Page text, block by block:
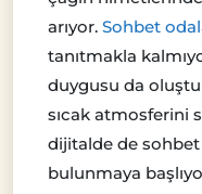
arıyor. Sohbet
tanıtmakla
duygusu da
sıcak atmosferini
dijitalde de sohbet
bulunmaya